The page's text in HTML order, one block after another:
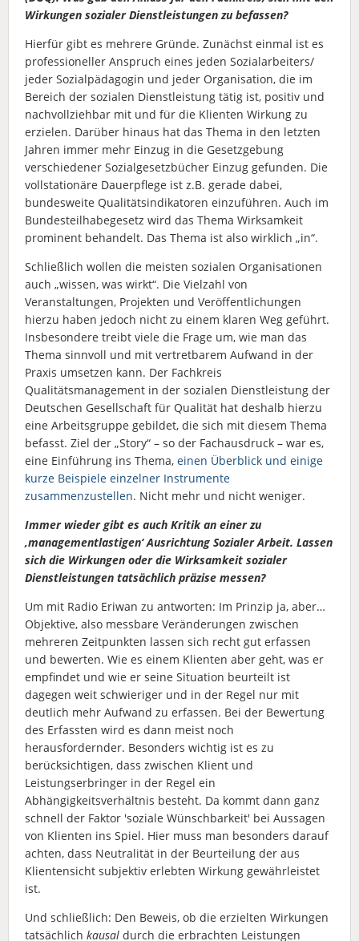
Wirkungen sozialer Dienstleistungen zu befassen?
Hierfür gibt es mehrere Gründe. Zunächst einmal ist es
professioneller Anspruch eines jeden Sozialarbeiters/
jeder Sozialpädagogin und jeder Organisation, die im
Bereich der sozialen Dienstleistung tätig ist, positiv und
nachvollziehbar mit und für die Klienten Wirkung zu
erzielen. Darüber hinaus hat das Thema in den letzten
Jahren immer mehr Einzug in die Gesetzgebung
verschiedener Sozialgesetzbücher Einzug gefunden. Die
vollstationäre Dauerpflege ist z.B. gerade dabei,
bundesweite Qualitätsindikatoren einzuführen. Auch im
Bundesteilhabegesetz wird das Thema Wirksamkeit
prominent behandelt. Das Thema ist also wirklich „in“.
Schließlich wollen die meisten sozialen Organisationen
auch „wissen, was wirkt“. Die Vielzahl von
Veranstaltungen, Projekten und Veröffentlichungen
hierzu haben jedoch nicht zu einem klaren Weg geführt.
Insbesondere treibt viele die Frage um, wie man das
Thema sinnvoll und mit vertretbarem Aufwand in der
Praxis umsetzen kann. Der Fachkreis
Qualitätsmanagement in der sozialen Dienstleistung der
Deutschen Gesellschaft für Qualität hat deshalb hierzu
eine Arbeitsgruppe gebildet, die sich mit diesem Thema
befasst. Ziel der „Story“ – so der Fachausdruck – war es,
eine Einführung ins Thema, einen Überblick und einige
kurze Beispiele einzelner Instrumente
zusammenzustellen. Nicht mehr und nicht weniger.
Immer wieder gibt es auch Kritik an einer zu
‚managementlastigen‘ Ausrichtung Sozialer Arbeit. Lassen
sich die Wirkungen oder die Wirksamkeit sozialer
Dienstleistungen tatsächlich präzise messen?
Um mit Radio Eriwan zu antworten: Im Prinzip ja, aber…
Objektive, also messbare Veränderungen zwischen
mehreren Zeitpunkten lassen sich recht gut erfassen
und bewerten. Wie es einem Klienten aber geht, was er
empfindet und wie er seine Situation beurteilt ist
dagegen weit schwieriger und in der Regel nur mit
deutlich mehr Aufwand zu erfassen. Bei der Bewertung
des Erfassten wird es dann meist noch
herausfordernder. Besonders wichtig ist es zu
berücksichtigen, dass zwischen Klient und
Leistungserbringer in der Regel ein
Abhängigkeitsverhältnis besteht. Da kommt dann ganz
schnell der Faktor 'soziale Wünschbarkeit' bei Aussagen
von Klienten ins Spiel. Hier muss man besonders darauf
achten, dass Neutralität in der Beurteilung der aus
Klientensicht subjektiv erlebten Wirkung gewährleistet
ist.
Und schließlich: Den Beweis, ob die erzielten Wirkungen
tatsächlich kausal durch die erbrachten Leistungen